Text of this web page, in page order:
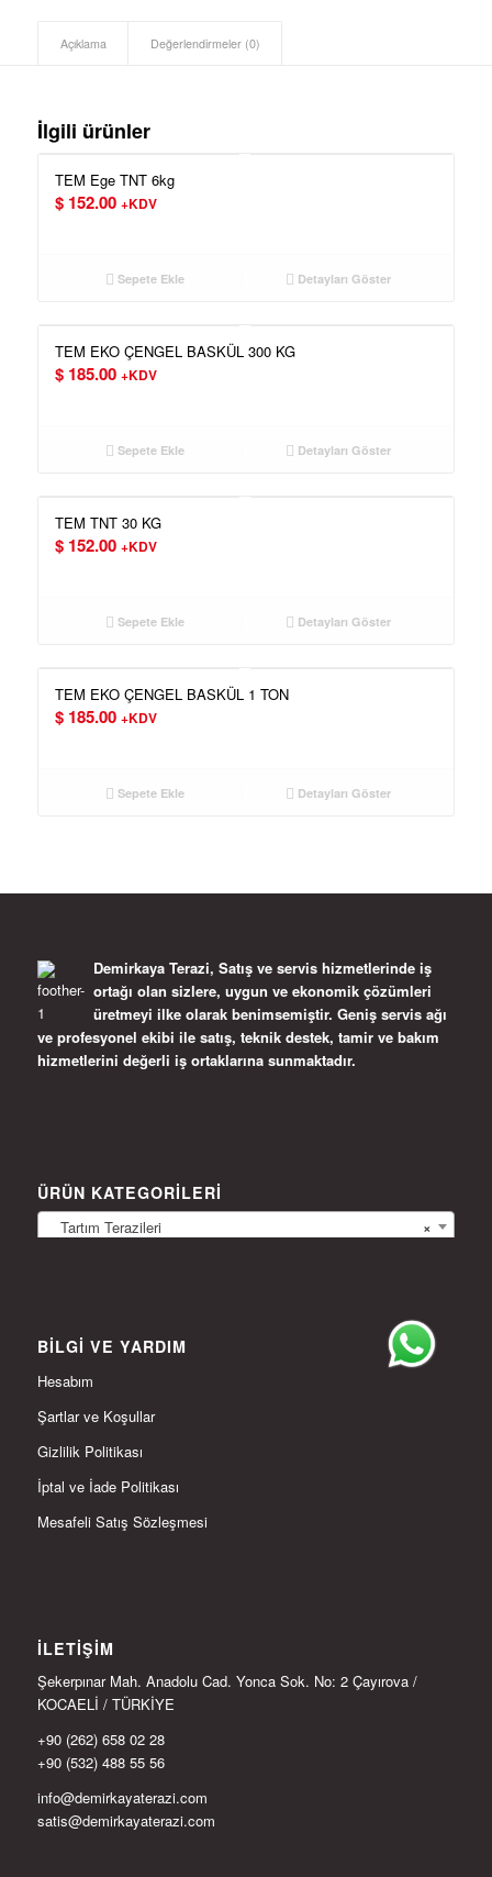
Açıklama Değerlendirmeler (0)
İlgili ürünler
TEM Ege TNT 6kg
$152.00 +KDV
Sepete Ekle Detayları Göster
TEM EKO ÇENGEL BASKÜL 300 KG
$185.00 +KDV
Sepete Ekle Detayları Göster
TEM TNT 30 KG
$152.00 +KDV
Sepete Ekle Detayları Göster
TEM EKO ÇENGEL BASKÜL 1 TON
$185.00 +KDV
Sepete Ekle Detayları Göster
Demirkaya Terazi, Satış ve servis hizmetlerinde iş
ortağı olan sizlere, uygun ve ekonomik çözümleri
üretmeyi ilke olarak benimsemiştir. Geniş servis ağı
ve profesyonel ekibi ile satış, teknik destek, tamir ve bakım
hizmetlerini değerli iş ortaklarına sunmaktadır.
ÜRÜN KATEGORILERI
×
Tartım Terazileri
BILGI VE YARDIM
Hesabım
Şartlar ve Koşullar
Gizlilik Politikası
İptal ve İade Politikası
Mesafeli Satış Sözleşmesi
İLETIŞIM
Şekerpınar Mah. Anadolu Cad. Yonca Sok. No: 2 Çayırova /
KOCAELİ / TÜRKİYE
+90 (262) 658 02 28
+90 (532) 488 55 56
info@demirkayaterazi.com
satis@demirkayaterazi.com